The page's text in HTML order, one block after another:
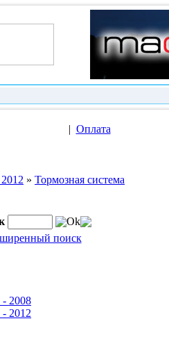
| Оплата
» Тормозная система
Ok
поиск
- 2008
2012